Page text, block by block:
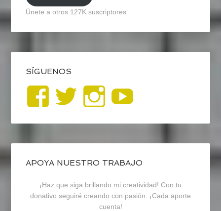
Únete a otros 127K suscriptores
SÍGUENOS
Ver
perfil
de
blogrecursosep
en
Ver
perfil
de
recursosep
en
Ver
perfil
de
recursosep
en
APOYA NUESTRO TRABAJO
¡Haz que siga brillando mi creatividad! Con tu
donativo seguiré creando con pasión. ¡Cada aporte
cuenta!